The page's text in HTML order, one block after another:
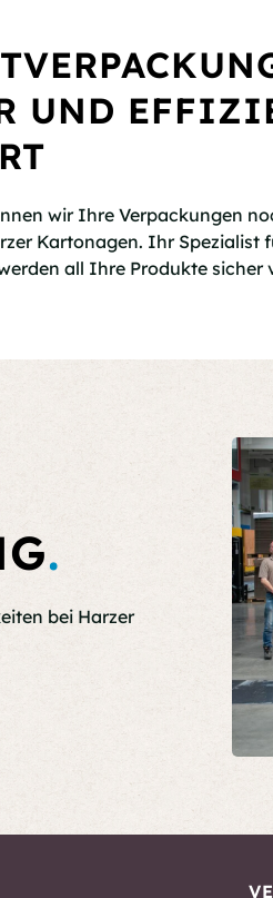
UND
wir Ihre Verpackungen
Kartonagen. Ihr Spezialist
all Ihre Produkte
.
bei Harzer